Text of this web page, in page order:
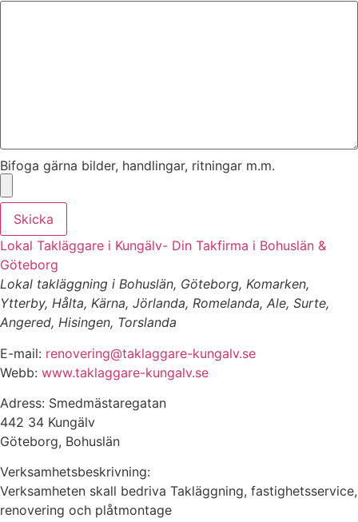
Bifoga gärna bilder, handlingar, ritningar m.m.
Skicka
Lokal Takläggare i Kungälv- Din Takfirma i Bohuslän &
Göteborg
Lokal takläggning i Bohuslän, Göteborg, Komarken,
Ytterby, Hålta, Kärna, Jörlanda, Romelanda, Ale, Surte,
Angered, Hisingen, Torslanda
E-mail: renovering@taklaggare-kungalv.se
Webb: www.taklaggare-kungalv.se
Adress: Smedmästaregatan
442 34 Kungälv
Göteborg, Bohuslän
Verksamhetsbeskrivning:
Verksamheten skall bedriva Takläggning, fastighetsservice,
renovering och plåtmontage